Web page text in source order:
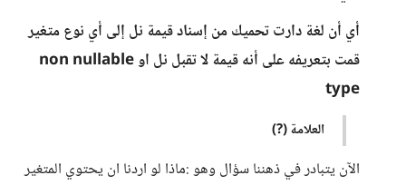
أي أن لغة دارت تحميك من إسناد قيمة نل إلى أي نوع متغير
قمت بتعريفه على أنه قيمة لا تقبل نل او non nullable
type
العلامة (?)
الآن يتبادر في ذهننا سؤال وهو :ماذا لو اردنا ان يحتوي المتغير